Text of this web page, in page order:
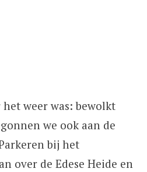
weer was: bewolkt
we ook aan de
bij het
over de Edese Heide en